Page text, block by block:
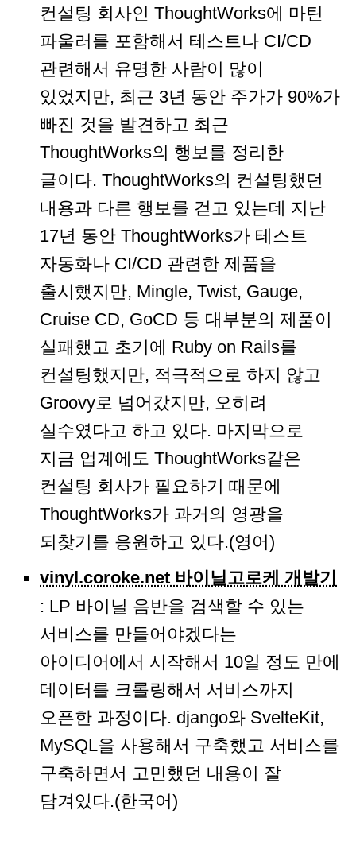
컨설팅 회사인 ThoughtWorks에 마틴
파울러를 포함해서 테스트나 CI/CD
관련해서 유명한 사람이 많이
있었지만, 최근 3년 동안 주가가 90%가
빠진 것을 발견하고 최근
ThoughtWorks의 행보를 정리한
글이다. ThoughtWorks의 컨설팅했던
내용과 다른 행보를 걷고 있는데 지난
17년 동안 ThoughtWorks가 테스트
자동화나 CI/CD 관련한 제품을
출시했지만, Mingle, Twist, Gauge,
Cruise CD, GoCD 등 대부분의 제품이
실패했고 초기에 Ruby on Rails를
컨설팅했지만, 적극적으로 하지 않고
Groovy로 넘어갔지만, 오히려
실수였다고 하고 있다. 마지막으로
지금 업계에도 ThoughtWorks같은
컨설팅 회사가 필요하기 때문에
ThoughtWorks가 과거의 영광을
되찾기를 응원하고 있다.(영어)
vinyl.coroke.net 바이닐고로케 개발기
: LP 바이닐 음반을 검색할 수 있는
서비스를 만들어야겠다는
아이디어에서 시작해서 10일 정도 만에
데이터를 크롤링해서 서비스까지
오픈한 과정이다. django와 SvelteKit,
MySQL을 사용해서 구축했고 서비스를
구축하면서 고민했던 내용이 잘
담겨있다.(한국어)